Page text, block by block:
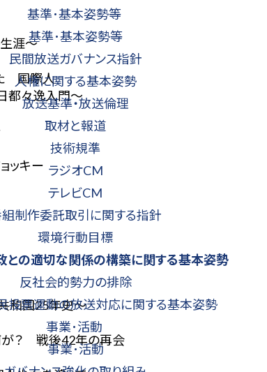
基準･基本姿勢等
基準･基本姿勢等
民間放送ガバナンス指針
人権に関する基本姿勢
放送基準・放送倫理
取材と報道
技術規準
ラジオCM
テレビCM
制作委託取引に関する指針
環境行動目標
との適切な関係の構築に関する基本姿勢
反社会的勢力の排除
投票運動の放送対応に関する基本姿勢
事業･活動
事業･活動
涯～
国際人
都々逸入門～
ッキー
和国25年史～
が？ 戦後42年の再会